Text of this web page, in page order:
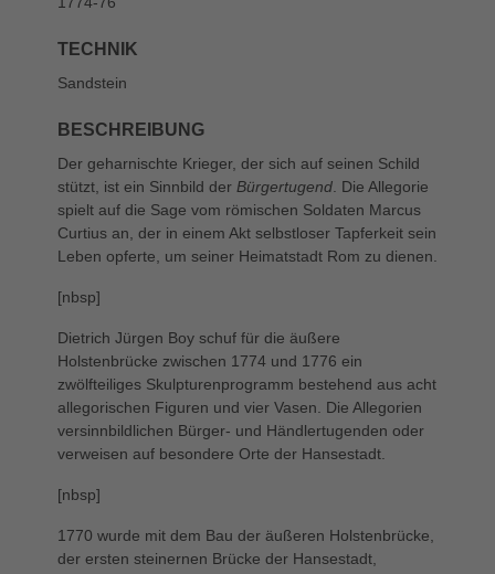
TECHNIK
Sandstein
BESCHREIBUNG
Der geharnischte Krieger, der sich auf seinen Schild
stützt, ist ein Sinnbild der Bürgertugend . Die Allegorie
spielt auf die Sage vom römischen Soldaten Marcus
Curtius an, der in einem Akt selbstloser Tapferkeit sein
Leben opferte, um seiner Heimatstadt Rom zu dienen.
[nbsp]
Dietrich Jürgen Boy schuf für die äußere
Holstenbrücke zwischen 1774 und 1776 ein
zwölfteiliges Skulpturenprogramm bestehend aus acht
allegorischen Figuren und vier Vasen. Die Allegorien
versinnbildlichen Bürger- und Händlertugenden oder
verweisen auf besondere Orte der Hansestadt.
[nbsp]
1770 wurde mit dem Bau der äußeren Holstenbrücke,
der ersten steinernen Brücke der Hansestadt,